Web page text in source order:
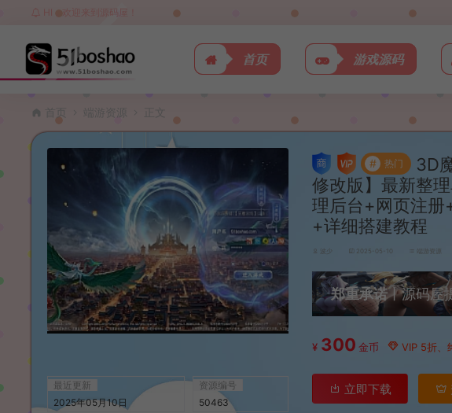
HI，欢迎来到源码屋！
首页 游戏源码
首页 端游资源 正文
最近更新
2025年05月10日
资源编号
50463
# 热门
3D
修改版】最新整
理后台+网页注
+详细搭建教程
波少 2025-05-10 端游资源
郑重承诺丨源码屋
¥ 300 金币 VIP 5折、
立即下载